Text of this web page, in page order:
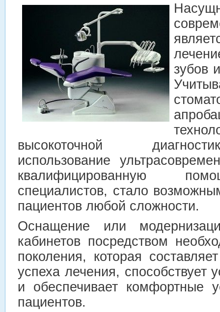
зубов
высокоточной
использование
квалифицированную
специалистов, стало
пациентов любой сложности.
Оснащение или
кабинетов посредством
поколения, которая
успеха лечения, способствует
и обеспечивает комфортные
пациентов.